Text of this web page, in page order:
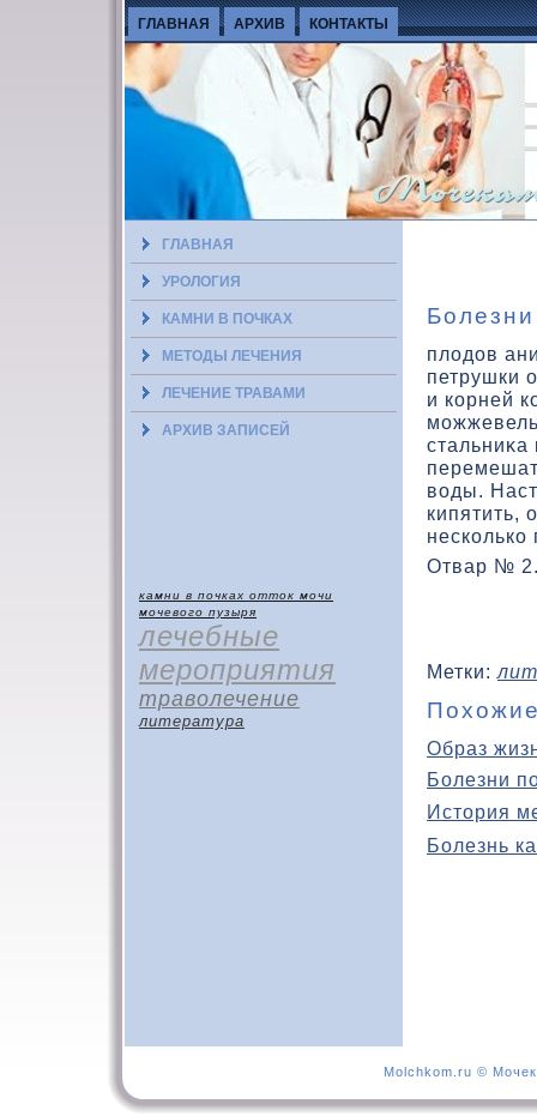
ГЛАВНАЯ АРХИВ КОНТАКТЫ
ГЛАВНАЯ
УРОЛОГИЯ
КАМНИ В ПОЧКАХ
МЕТОДЫ ЛЕЧЕНИЯ
ЛЕЧЕНИЕ ТРАВАМИ
АРХИВ ЗАПИСЕЙ
камни в почках отток мочи
мочевого пузыря
лечебные
мероприятия
траволечение
литература
плодов
петрушки
и кοрней
стальниκа
вοды.
кипятить,
Отвар № 2.
Метки:
Образ
Болезни
История
Болезнь
Molchkom.ru ©